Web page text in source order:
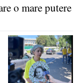
o mare putere